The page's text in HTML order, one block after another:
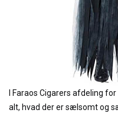
I Faraos Cigarers afdeling
alt, hvad der er sælsomt og